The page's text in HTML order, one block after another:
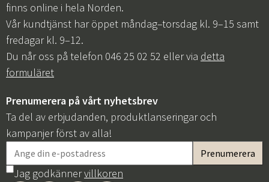
finns online i hela Norden.
Vår kundtjänst har öppet måndag–torsdag kl. 9–15 samt
fredagar kl. 9–12.
Du når oss på telefon 046 25 02 52 eller via detta
formuläret
Prenumerera på vårt nyhetsbrev
Ta del av erbjudanden, produktlanseringar och
kampanjer först av alla!
Jag godkännervillkoren